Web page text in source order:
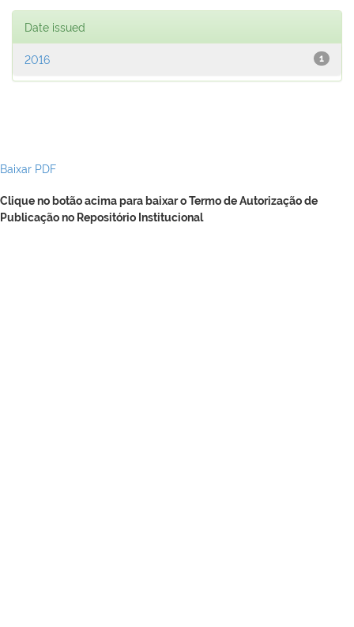
Date issued
1
2016
Baixar PDF
Clique no botão acima para baixar o Termo de Autorização de
Publicação no Repositório Institucional